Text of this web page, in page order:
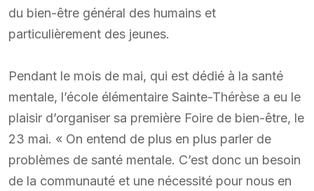
du bien-être général des humains et
particulièrement des jeunes.
Pendant le mois de mai, qui est dédié à la santé
mentale, l’école élémentaire Sainte-Thérèse a eu le
plaisir d’organiser sa première Foire de bien-être, le
23 mai. « On entend de plus en plus parler de
problèmes de santé mentale. C’est donc un besoin
de la communauté et une nécessité pour nous en